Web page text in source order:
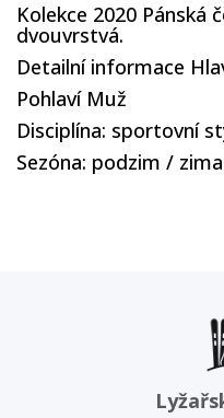
Kolekce 2020 Pánská
dvouvrstvá.
Detailní informace
Pohlaví Muž
Disciplína: sportovní
Sezóna: podzim /